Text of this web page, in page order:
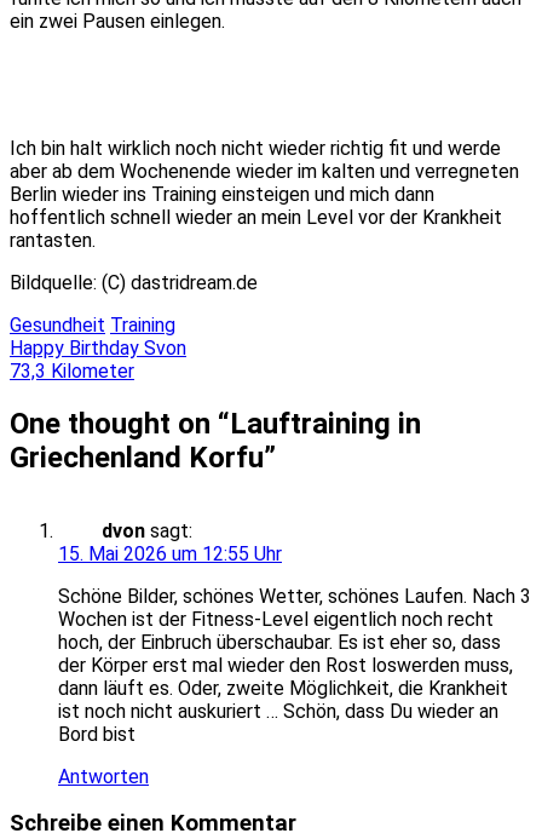
ein zwei Pausen einlegen.
Ich bin halt wirklich noch nicht wieder richtig fit und werde
aber ab dem Wochenende wieder im kalten und verregneten
Berlin wieder ins Training einsteigen und mich dann
hoffentlich schnell wieder an mein Level vor der Krankheit
rantasten.
Bildquelle: (C) dastridream.de
Gesundheit Training
Beitragsnavigation
Happy Birthday Svon
73,3 Kilometer
One thought on “Lauftraining in
Griechenland Korfu”
dvon sagt:
15. Mai 2026 um 12:55 Uhr
Schöne Bilder, schönes Wetter, schönes Laufen. Nach 3
Wochen ist der Fitness-Level eigentlich noch recht
hoch, der Einbruch überschaubar. Es ist eher so, dass
der Körper erst mal wieder den Rost loswerden muss,
dann läuft es. Oder, zweite Möglichkeit, die Krankheit
ist noch nicht auskuriert … Schön, dass Du wieder an
Bord bist
Antworten
Schreibe einen Kommentar